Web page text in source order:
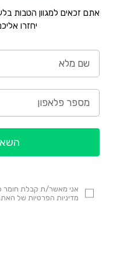
אתם זכאים למגוון הטבות
יחזרו
אני מאשר/ת קבלת חומר
מדיניות הפרטיות של